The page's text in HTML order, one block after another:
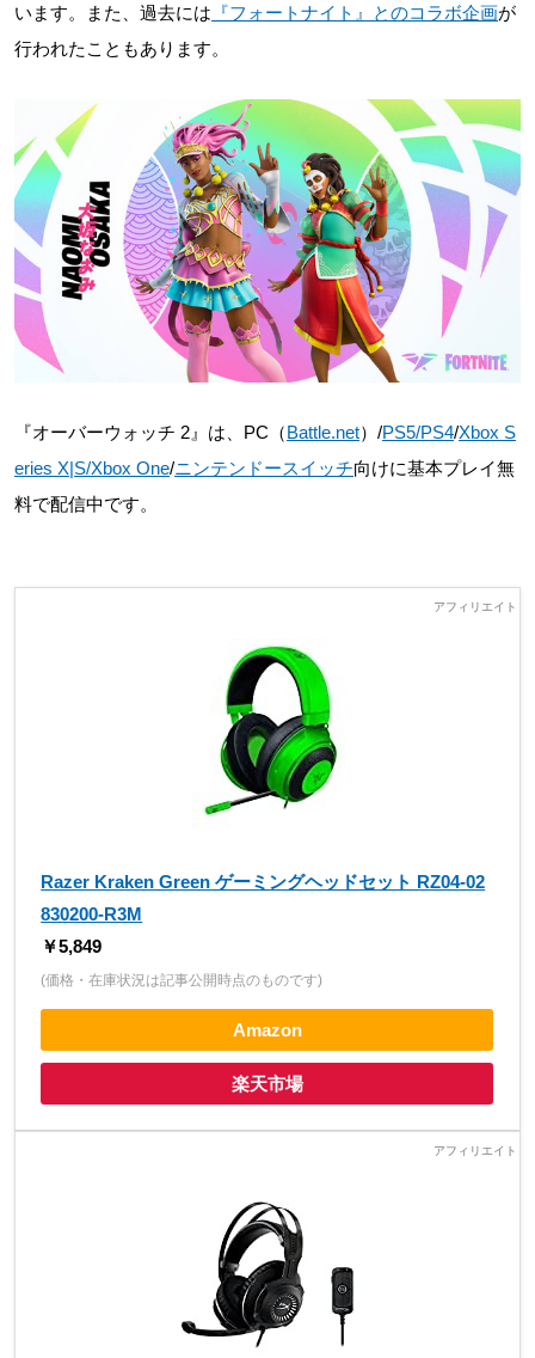
います。また、過去には 『フォートナイト』とのコラボ企画が
行われたこともあります。
『オーバーウォッチ 2』は、PC（Battle.net）/PS5/PS4/Xbox S
eries X|S/Xbox One/ニンテンドースイッチ向けに基本プレイ無
料で配信中です。
Razer Kraken Green ゲーミングヘッドセット RZ04-02
830200-R3M
￥5,849
(価格・在庫状況は記事公開時点のものです)
Amazon
楽天市場